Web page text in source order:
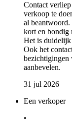
Contact
verkoop te
al
kort en bondig
Het is duidelijk
Ook het
bezichtigingen
aanbevelen.
31 jul 2026
Een verkoper
•